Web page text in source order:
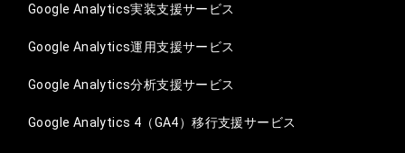
Google Analytics実装支援サービス
Google Analytics運用支援サービス
Google Analytics分析支援サービス
Google Analytics 4（GA4）移行支援サービス